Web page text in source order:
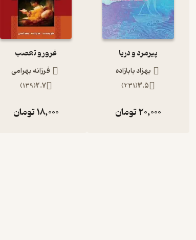
پیرمرد و دریا
بهزاد بابازاده
3.5
(
231
)
20,000تومان
غرور و تعصب
فرزانه بهرامی
2.7
(
139
)
18,000تومان